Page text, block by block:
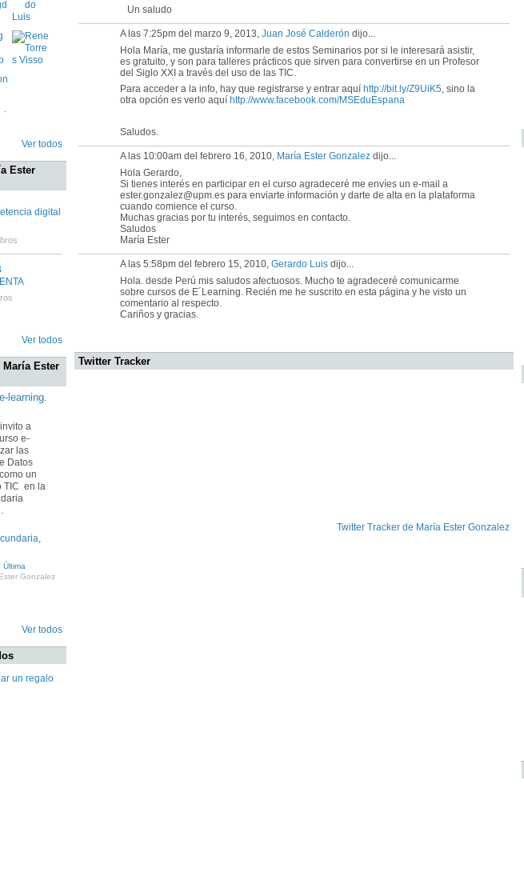
Ver todos
Ester
digital
Ver todos
María Ester
learning.
a
e-
las
Datos
un
TIC en la
,
Última
Gonzalez
Ver todos
un regalo
Un saludo
A las 7:25pm del marzo 9, 2013, Juan José Calderón dijo...
Hola María, me gustaría informarle de estos Seminarios por si le interesará asistir,
es gratuito, y son para talleres prácticos que sirven para convertirse en un Profesor
del Siglo XXI a través del uso de las TIC.
Para acceder a la info, hay que registrarse y entrar aquí http://bit.ly/Z9UiK5, sino la
otra opción es verlo aquí http://www.facebook.com/MSEduEspana
Saludos.
A las 10:00am del febrero 16, 2010, María Ester Gonzalez dijo...
Hola Gerardo,
Si tienes interés en participar en el curso agradeceré me envíes un e-mail a
ester.gonzalez@upm.es para enviarte información y darte de alta en la plataforma
cuando comience el curso.
Muchas gracias por tu interés, seguimos en contacto.
Saludos
María Ester
A las 5:58pm del febrero 15, 2010, Gerardo Luis dijo...
Hola. desde Perú mis saludos afectuosos. Mucho te agradeceré comunicarme
sobre cursos de E´Learning. Recién me he suscrito en esta página y he visto un
comentario al respecto.
Cariños y gracias.
Twitter Tracker
Twitter Tracker de María Ester Gonzalez